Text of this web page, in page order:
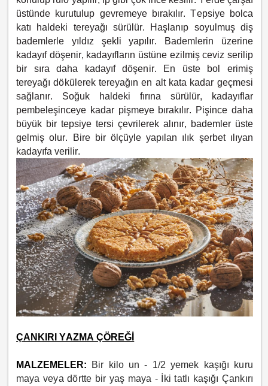
üstünde kurutulup gevremeye bırakılır. Tepsiye bolca
katı haldeki tereyağı sürülür. Haşlanıp soyulmuş diş
bademlerle yıldız şekli yapılır. Bademlerin üzerine
kadayıf döşenir, kadayıfların üstüne ezilmiş ceviz serilip
bir sıra daha kadayıf döşenir. En üste bol erimiş
tereyağı dökülerek tereyağın en alt kata kadar geçmesi
sağlanır. Soğuk haldeki fırına sürülür, kadayıflar
pembeleşinceye kadar pişmeye bırakılır. Pişince daha
büyük bir tepsiye tersi çevrilerek alınır, bademler üste
gelmiş olur. Bire bir ölçüyle yapılan ılık şerbet ılıyan
kadayıfa verilir.
ÇANKIRI YAZMA ÇÖREĞİ
MALZEMELER: Bir kilo un - 1/2 yemek kaşığı kuru
maya veya dörtte bir yaş maya -
İki tatlı kaşığı Çankırı